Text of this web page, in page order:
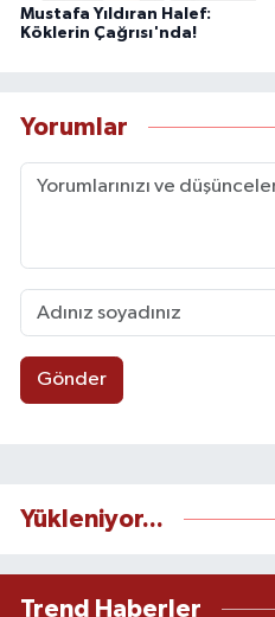
Mustafa Yıldıran Halef:
Köklerin Çağrısı'nda!
Yorumlar
Gönder
Yükleniyor...
Trend Haberler